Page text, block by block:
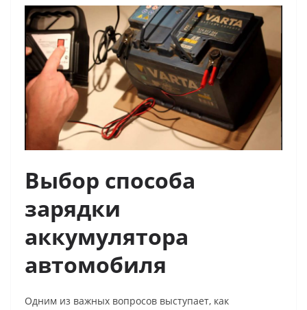
Выбор способа
зарядки
аккумулятора
автомобиля
Одним из важных вопросов выступает, как